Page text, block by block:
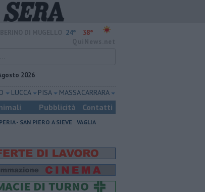
24° 38°
2026
LUCCA PISA MASSA CARRARA
Pubblicità Contatti
- SAN PIERO A SIEVE
VAGLIA